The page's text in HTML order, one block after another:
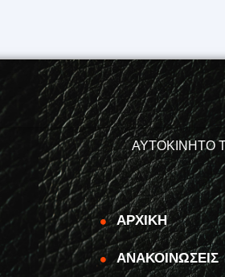
ΑΥΤΟΚΙΝΗΤΟ
ΑΡΧΙΚΗ
ΑΝΑΚΟΙΝΩΣΕΙΣ